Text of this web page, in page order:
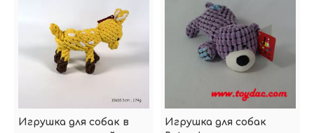
Игрушка для собак в
Игрушка для собак